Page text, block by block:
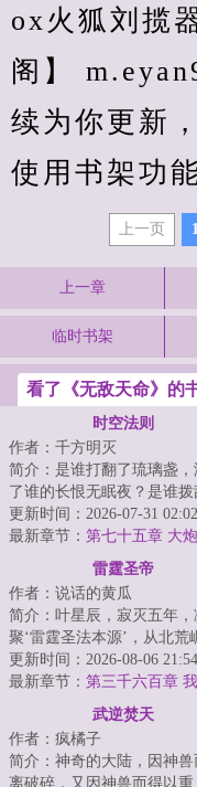
ox火狐刘揽
阁】
续为你更新
使用书架功
上一页
上一章
临时书架
看了《无敌天命》的
时空法则
作者：千方明灭
简介：是谁打翻了琉璃盏，
了谁的长恨无眠夜？是谁拨
竖弓琴，惊扰了谁的江上无
月？有人在在偌大...
更新时间：2026-07-31
最新章节： 第七十五章 大
雷霆圣帝
作者：说话的黄瓜
简介：叶星辰，寂灭五年，
聚‘雷霆圣法本源’，从北荒
探寻身世谜，沐浴天骄血，
天造化，斩因...
更新时间：2026-08-06
最新章节： 第三千六百章
武逆焚天
作者：疯橘子
简介：神奇的大陆，因神兽
离破碎，又因神兽而得以重